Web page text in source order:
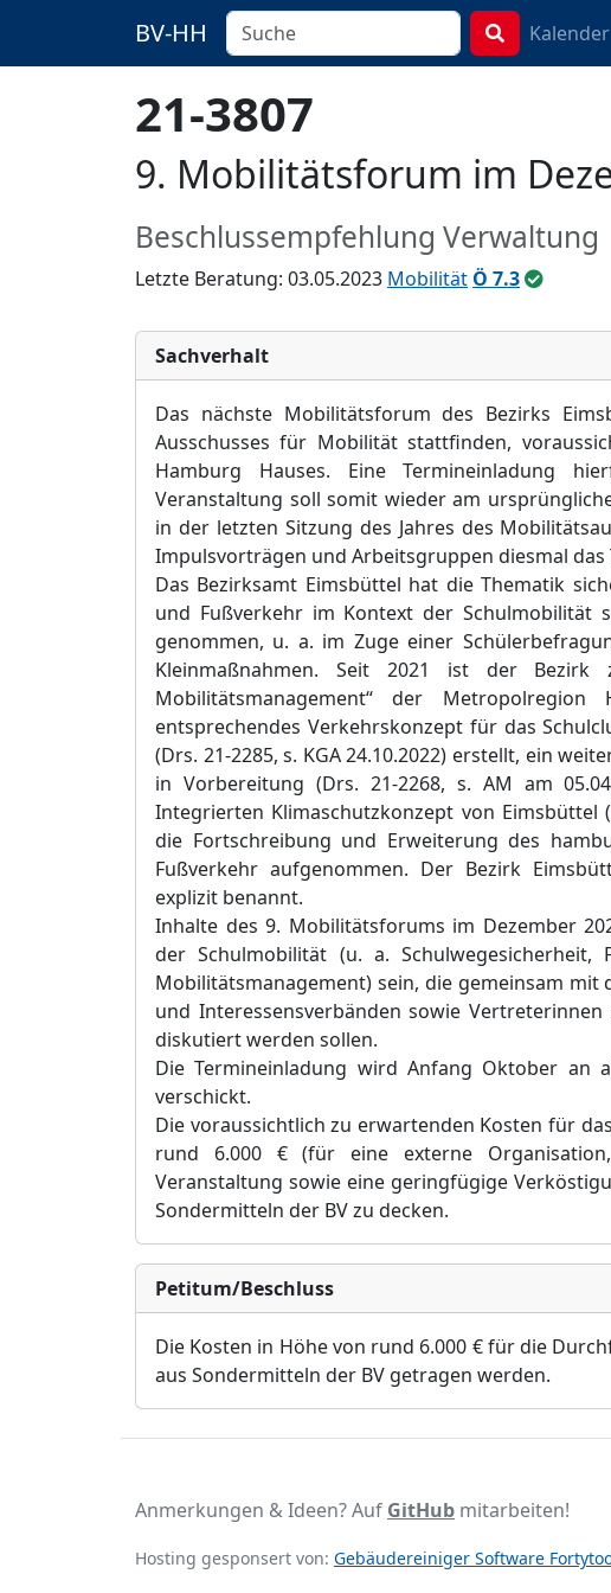
BV-HH Kalender
21-3807
9. Mobilitätsforum im
Beschlussempfehlung Verwaltung
Letzte Beratung: 03.05.2023 Mobilität Ö 7.3
Sachverhalt
Das nächste Mobilitätsforum des Bezirks
Ausschusses für Mobilität stattfinden,
Hamburg Hauses. Eine Termineinladung
Veranstaltung soll somit wieder am
in der letzten Sitzung des Jahres des
Impulsvorträgen und Arbeitsgruppen diesmal
Das Bezirksamt Eimsbüttel hat die Thematik
und Fußverkehr im Kontext der Schulmobilität
genommen, u. a. im Zuge einer
Kleinmaßnahmen. Seit 2021 ist der Bezirk
Mobilitätsmanagement“ der
entsprechendes Verkehrskonzept für das
(Drs. 21-2285, s. KGA 24.10.2022) erstellt, ein
in Vorbereitung (Drs. 21-2268, s. AM am
Integrierten Klimaschutzkonzept von Eimsbüttel
die Fortschreibung und Erweiterung des
Fußverkehr aufgenommen. Der Bezirk
explizit benannt.
Inhalte des 9. Mobilitätsforums im Dezember
der Schulmobilität (u. a. Schulwegesicherheit,
Mobilitätsmanagement) sein, die gemeinsam mit
und Interessensverbänden sowie
diskutiert werden sollen.
Die Termineinladung wird Anfang Oktober an
verschickt.
Die voraussichtlich zu erwartenden Kosten für
rund 6.000 € (für eine externe
Veranstaltung sowie eine geringfügige
Sondermitteln der BV zu decken.
Petitum/Beschluss
Die Kosten in Höhe von rund 6.000 € für die
aus Sondermitteln der BV getragen werden.
Anmerkungen & Ideen? Auf GitHub mitarbeiten!
Hosting gesponsert von: Gebäudereiniger Software